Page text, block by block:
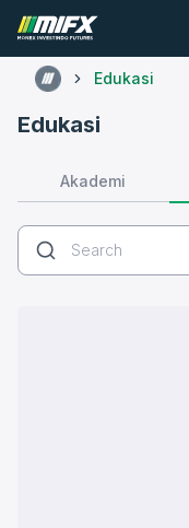
Edukasi
Edukasi
Akademi